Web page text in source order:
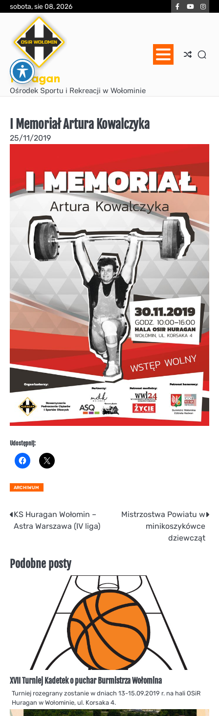
Skip
content
sobota, sie 08, 2026 Facebook
YouTube
Huragan
Ośrodek Sportu i Rekreacji w Wołominie
I Memoriał Artura Kowalczyka
25/11/2019
Udostępnij:
ARCHIWUM
Nawigacja
KS Huragan Wołomin –
Astra Warszawa (IV liga)
Mistrzostwa Powiatu w
minikoszykówce
dziewcząt
Podobne posty
XVII Turniej Kadetek o puchar Burmistrza Wołomina
Turniej rozegrany zostanie w dniach 13-15.09.2019 r. na hali OSiR
Huragan w Wołominie, ul. Korsaka 4.